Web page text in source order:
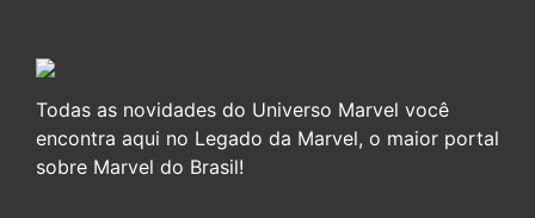
Todas as novidades do Universo Marvel você
encontra aqui no Legado da Marvel, o maior portal
sobre Marvel do Brasil!